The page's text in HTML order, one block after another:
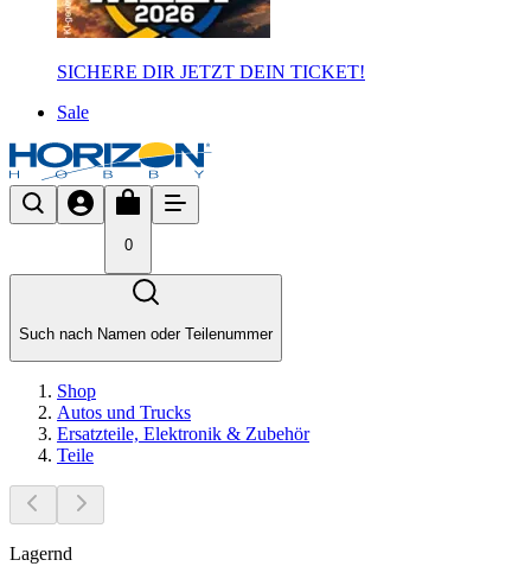
SICHERE DIR JETZT DEIN TICKET!
Sale
0
Such nach Namen oder Teilenummer
Shop
Autos und Trucks
Ersatzteile, Elektronik & Zubehör
Teile
Lagernd